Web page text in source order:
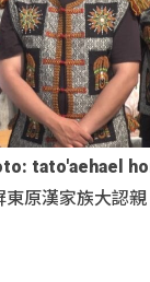
tato'aehael
東原漢家族大認